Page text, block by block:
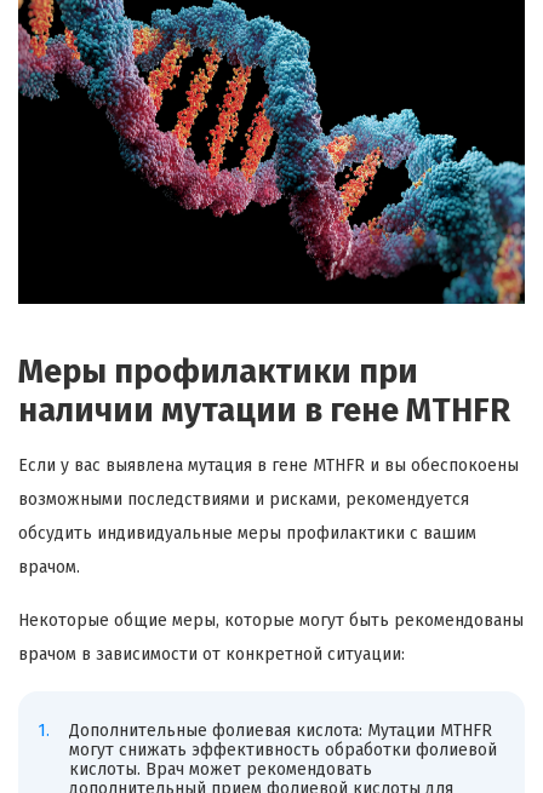
Меры профилактики при
наличии мутации в гене MTHFR
Если у вас выявлена мутация в гене MTHFR и вы обеспокоены
возможными последствиями и рисками, рекомендуется
обсудить индивидуальные меры профилактики с вашим
врачом.
Некоторые общие меры, которые могут быть рекомендованы
врачом в зависимости от конкретной ситуации:
Дополнительные фолиевая кислота: Мутации MTHFR
могут снижать эффективность обработки фолиевой
кислоты. Врач может рекомендовать